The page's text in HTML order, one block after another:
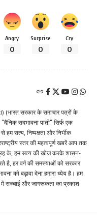
Angry
0
Surprise
0
Cry
0
सरकार के समाचार पत्रों के
सदभावना पाती" सिर्फ एक
सत्य, निष्पक्षता और निर्भीक
स्तर की महत्वपूर्ण खबरें आप तक
के, हम सत्य की खोज करके शासन-
है, हर वर्ग की समस्याओं को सरकार
को बढ़ावा देना हमारा ध्येय है। हम
में सच्चाई और जागरूकता का प्रकाश